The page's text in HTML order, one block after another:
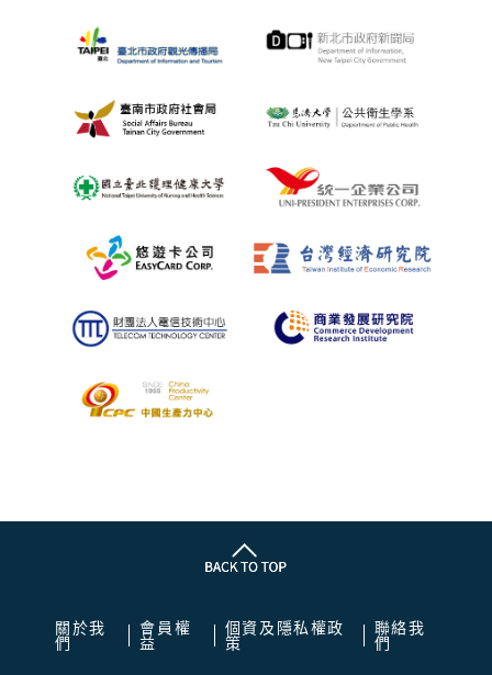
關於我
們
會員權
益
個資及隱私權政
策
聯絡我
們